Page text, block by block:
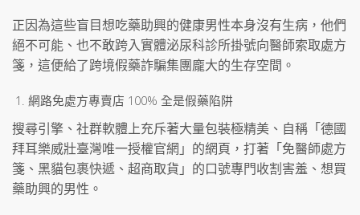
正因為這些盲目想吃藥助興的健康男性本身沒有生病，他們
絕不可能、也不敢跨入實體泌尿科診所掛號向醫師索取處方
箋，這便給了跨境假藥詐騙集團龐大的生存空間。
網路免處方專賣店 100% 全是假藥陷阱
搜尋引擎、社群軟體上充斥著大量包裝極精美、自稱「德國
拜耳樂威壯臺灣唯一授權官網」的網頁，打著「免醫師處方
箋、黑貓包裹快遞、超商取貨」的口號專門收割害羞、想買
藥助興的男性。